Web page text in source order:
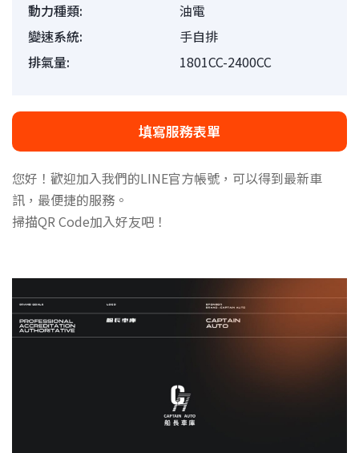
動力種類:
油電
變速系統:
手自排
排氣量:
1801CC-2400CC
填寫服務表單
您好！歡迎加入我們的LINE官方帳號，可以得到最新車
訊，最便捷的服務。
掃描QR Code加入好友吧！